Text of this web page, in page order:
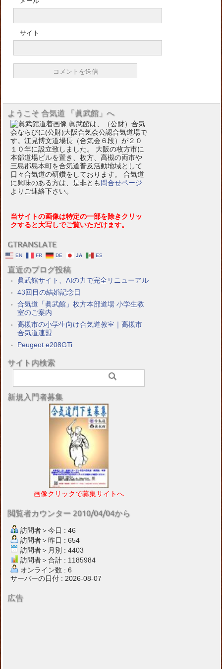
サイト
ようこそ 合気道 「眞武館」へ
眞武館は、（公財）合気
会ならびに(公財)大阪合気会公認合気道場で
す。江見博文道場長（合気会６段）が２０
１０年に設立致しました。 大阪の枚方市に
本部道場ビルを置き、枚方、高槻の両市や
三島郡島本町を合気道普及活動地域として
日々合気道の研鑽をしております。 合気道
に興味のある方は、是非とも 問合せページ
よりご連絡下さい。
当サイトの画像は特定の一部を除きクリッ
クすると大写しでご覧いただけます。
GTRANSLATE
EN FR DE JA ES
直近のブログ投稿
眞武館サイト、AIの力で完全リニューアル
43回目の結婚記念日
合気道「眞武館」枚方本部道場 小学生教
室のご案内
高槻市の小学生向け合気道教室｜高槻市
合気道連盟
Peugeot e208GTi
サイト内検索
新規入門者募集
画像クリックで募集サイトへ
閲覧者カウンター 2010/04/04から
訪問者＞今日 : 46
訪問者＞昨日 : 654
訪問者＞月別 : 4403
訪問者＞合計 : 1185984
オンライン数 : 6
サーバーの日付 : 2026-08-07
広告